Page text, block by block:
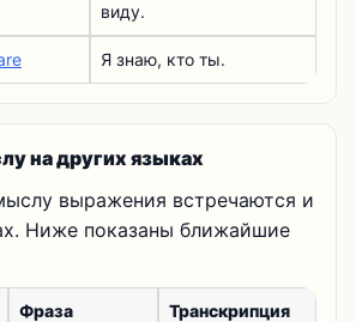
виду.
Я знаю, кто ты.
на других языках
выражения встречаются и
Ниже показаны ближайшие
Фраза Транскрипция